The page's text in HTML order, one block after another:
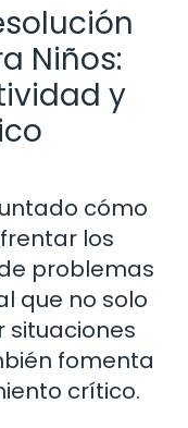
Niños:
y
cómo
los
problemas
que no solo
situaciones
fomenta
crítico.